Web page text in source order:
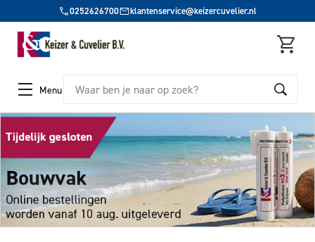
0252626700 klantenservice@keizercuvelier.nl
Menu Zoeken